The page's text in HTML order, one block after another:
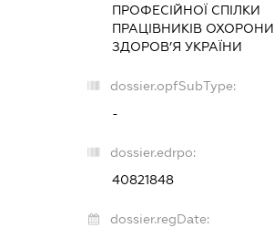
ПРОФЕСІЙНОЇ СПІЛКИ
ПРАЦІВНИКІВ ОХОРОНИ
ЗДОРОВ’Я УКРАЇНИ
dossier.opfSubType:
-
dossier.edrpo:
40821848
dossier.regDate: